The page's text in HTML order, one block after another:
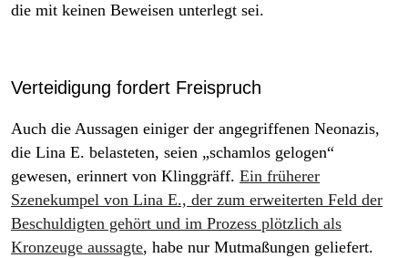
die mit keinen Beweisen unterlegt sei.
Verteidigung fordert Freispruch
Auch die Aussagen einiger der angegriffenen Neonazis,
die Lina E. belasteten, seien „schamlos gelogen“
gewesen, erinnert von Klinggräff. Ein früherer
Szenekumpel von Lina E., der zum erweiterten Feld der
Beschuldigten gehört und im Prozess plötzlich als
Kronzeuge aussagte, habe nur Mutmaßungen geliefert.